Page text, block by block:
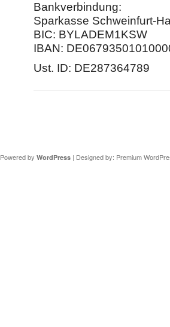
Bankverbindung:
Sparkasse Schweinfurt-
BIC: BYLADEM1KSW
IBAN:
Ust. ID: DE287364789
Powered by WordPress| Designed by: Premium